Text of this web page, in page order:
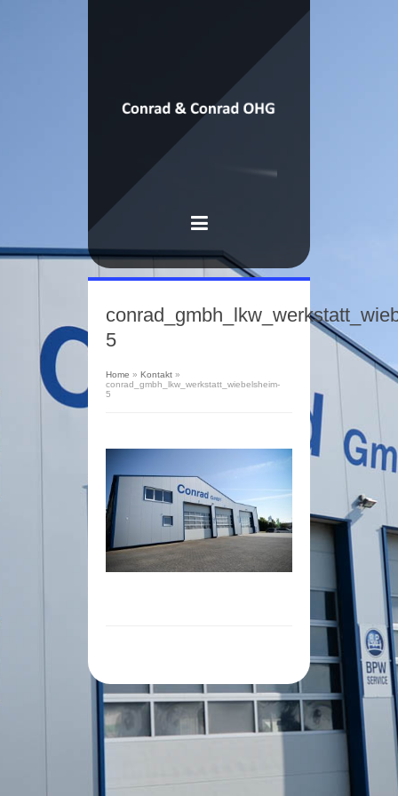
5
Home » Kontakt »
conrad_gmbh_lkw_werkstatt_wiebelsheim-
5